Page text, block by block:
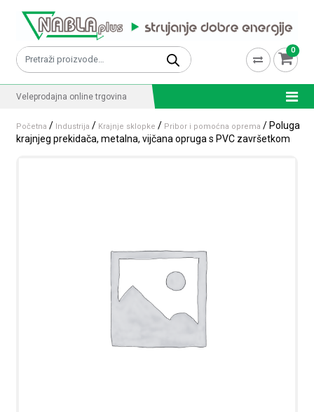
Pretraži: 0
Veleprodajna online trgovina
Početna / Industrija / Krajnje sklopke / Pribor i pomoćna oprema / Poluga
krajnjeg prekidača, metalna, vijčana opruga s PVC završetkom